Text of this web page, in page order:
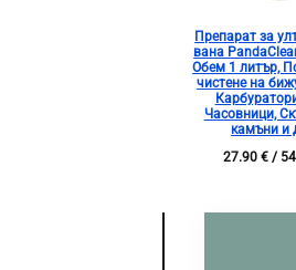
Препарат за
вана
Обем 1 литър,
чистене на
Часовници,
камъни и
27.90 €/